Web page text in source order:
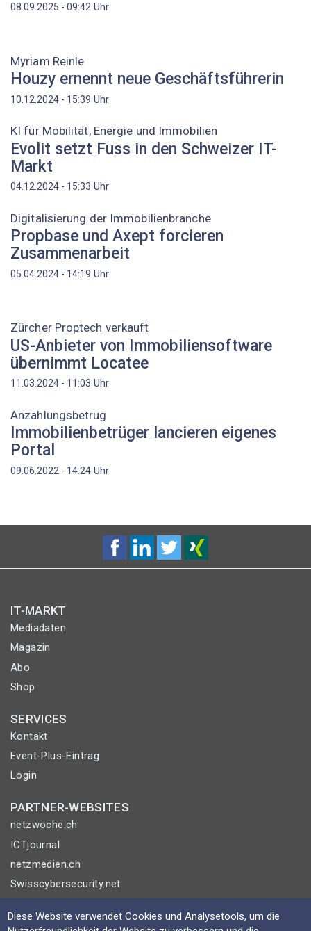
08.09.2025 - 09:42 Uhr
Myriam Reinle
Houzy ernennt neue Geschäftsführerin
10.12.2024 - 15:39 Uhr
KI für Mobilität, Energie und Immobilien
Evolit setzt Fuss in den Schweizer IT-
Markt
04.12.2024 - 15:33 Uhr
Digitalisierung der Immobilienbranche
Propbase und Axept forcieren
Zusammenarbeit
05.04.2024 - 14:19 Uhr
Zürcher Proptech verkauft
US-Anbieter von Immobiliensoftware
übernimmt Locatee
11.03.2024 - 11:03 Uhr
Anzahlungsbetrug
Immobilienbetrüger lancieren eigenes
Portal
09.06.2022 - 14:24 Uhr
IT-MARKT
Mediadaten
Magazin
Abo
Shop
SERVICES
Kontakt
Event-Plus-Eintrag
Login
PARTNER-WEBSITES
netzwoche.ch
ICTjournal
netzmedien.ch
Swisscybersecurity.net
© NETZMEDIEN AG 2026
Diese Website verwendet Cookies und Analysetools, um die